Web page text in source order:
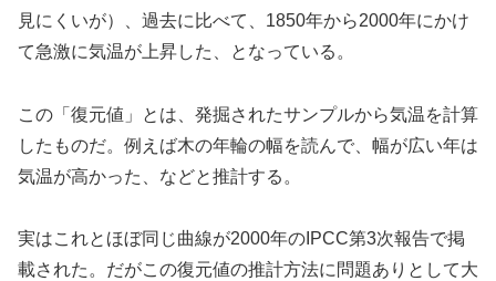
見にくいが）、過去に比べて、1850年から2000年にかけ
て急激に気温が上昇した、となっている。
この「復元値」とは、発掘されたサンプルから気温を計算
したものだ。例えば木の年輪の幅を読んで、幅が広い年は
気温が高かった、などと推計する。
実はこれとほぼ同じ曲線が2000年のIPCC第3次報告で掲
載された。だがこの復元値の推計方法に問題ありとして大